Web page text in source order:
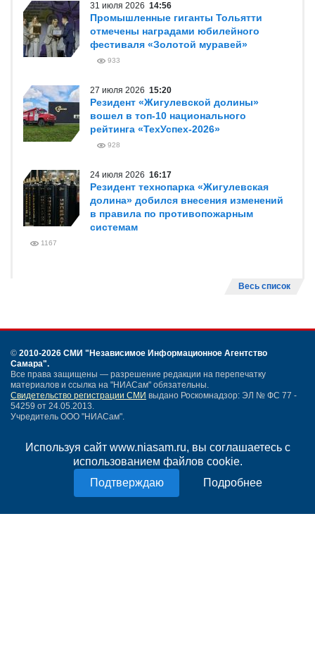
Используя сайт www.niasam.ru, вы соглашаетесь с
использованием файлов cookie.
Подробнее
31 июля 2026 14:56
Промышленные гиганты Тольятти
отмечены наградами юбилейного
фестиваля «Золотой муравей»
933
27 июля 2026 15:20
Резидент «Жигулевской долины»
вошел в топ-10 национального
рейтинга «ТехУспех-2026»
928
24 июля 2026 16:17
Резидент технопарка «Жигулевская
долина» добился внесения изменений
в правила по противопожарным
системам
1167
Весь список
© 2010-2026 СМИ "Независимое Информационное Агентство
Самара".
Все права защищены — разрешение редакции на перепечатку
материалов и ссылка на "НИАСам" обязательны.
Свидетельство регистрации СМИ выдано Роскомнадзор: ЭЛ № ФС 77 -
54259 от 24.05.2013.
Учредитель ООО "НИАСам".
Написать письмо
Политика конфиденциальности